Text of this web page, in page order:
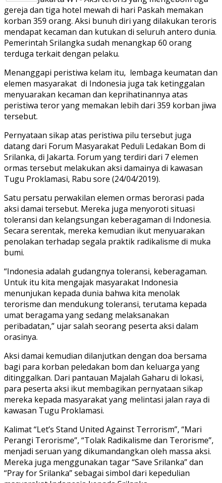
gereja dan tiga hotel mewah di hari Paskah memakan
korban 359 orang. Aksi bunuh diri yang dilakukan teroris
mendapat kecaman dan kutukan di seluruh antero dunia.
Pemerintah Srilangka sudah menangkap 60 orang
terduga terkait dengan pelaku.
Menanggapi peristiwa kelam itu, lembaga keumatan dan
elemen masyarakat di Indonesia juga tak ketinggalan
menyuarakan kecaman dan keprihatinannya atas
peristiwa teror yang memakan lebih dari 359 korban jiwa
tersebut.
Pernyataan sikap atas peristiwa pilu tersebut juga
datang dari Forum Masyarakat Peduli Ledakan Bom di
Srilanka, di Jakarta. Forum yang terdiri dari 7 elemen
ormas tersebut melakukan aksi damainya di kawasan
Tugu Proklamasi, Rabu sore (24/04/2019).
Satu persatu perwakilan elemen ormas berorasi pada
aksi damai tersebut. Mereka juga menyoroti situasi
toleransi dan kelangsungan keberagaman di Indonesia.
Secara serentak, mereka kemudian ikut menyuarakan
penolakan terhadap segala praktik radikalisme di muka
bumi.
“Indonesia adalah gudangnya toleransi, keberagaman.
Untuk itu kita mengajak masyarakat Indonesia
menunjukan kepada dunia bahwa kita menolak
terorisme dan mendukung toleransi, terutama kepada
umat beragama yang sedang melaksanakan
peribadatan,” ujar salah seorang peserta aksi dalam
orasinya.
Aksi damai kemudian dilanjutkan dengan doa bersama
bagi para korban peledakan bom dan keluarga yang
ditinggalkan. Dari pantauan Majalah Gaharu di lokasi,
para peserta aksi ikut membagikan pernyataan sikap
mereka kepada masyarakat yang melintasi jalan raya di
kawasan Tugu Proklamasi.
Kalimat “Let’s Stand United Against Terrorism”, “Mari
Perangi Terorisme”, “Tolak Radikalisme dan Terorisme”,
menjadi seruan yang dikumandangkan oleh massa aksi.
Mereka juga menggunakan tagar “Save Srilanka” dan
“Pray for Srilanka” sebagai simbol dari kepedulian